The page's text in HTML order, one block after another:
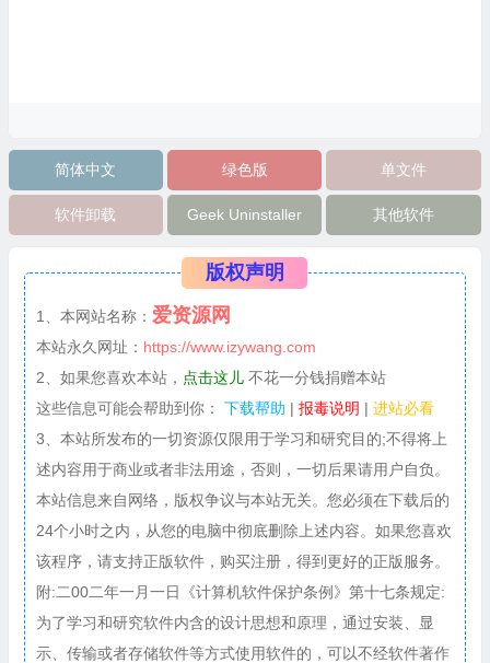
简体中文 绿色版 单文件
软件卸载 Geek Uninstaller 其他软件
版权声明
1、本网站名称： 爱资源网
本站永久网址： https://www.izywang.com
2、如果您喜欢本站， 点击这儿不花一分钱捐赠本站
这些信息可能会帮助到你：
下载帮助 | 报毒说明 | 进站必看
3、本站所发布的一切资源仅限用于学习和研究目的;不得将上
述内容用于商业或者非法用途，否则，一切后果请用户自负。
本站信息来自网络，版权争议与本站无关。您必须在下载后的
24个小时之内，从您的电脑中彻底删除上述内容。如果您喜欢
该程序，请支持正版软件，购买注册，得到更好的正版服务。
附:二00二年一月一日《计算机软件保护条例》第十七条规定:
为了学习和研究软件内含的设计思想和原理，通过安装、显
示、传输或者存储软件等方式使用软件的，可以不经软件著作